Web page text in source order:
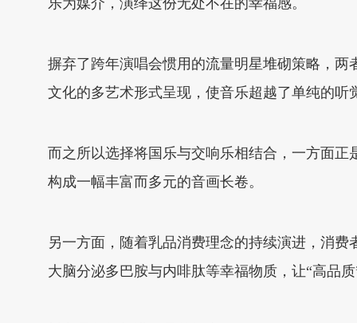
乐为媒介，演绎这份无处不在的幸福感。
摒弃了跨年演唱会惯用的流量明星堆砌策略，
文化的多艺术形式呈现，使音乐超越了单纯的
而之所以选择将国乐与交响乐相结合，一方面
构成一幅丰富而多元的音画长卷。
另一方面，随着乳品消费理念的持续演进，消
大脑分泌多巴胺与内啡肽等幸福物质，让“高品